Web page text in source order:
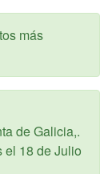
más
de Galicia,.
el 18 de Julio